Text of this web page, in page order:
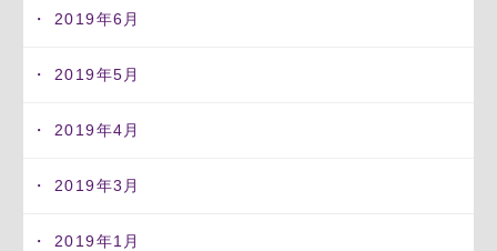
2019年6月
2019年5月
2019年4月
2019年3月
2019年1月